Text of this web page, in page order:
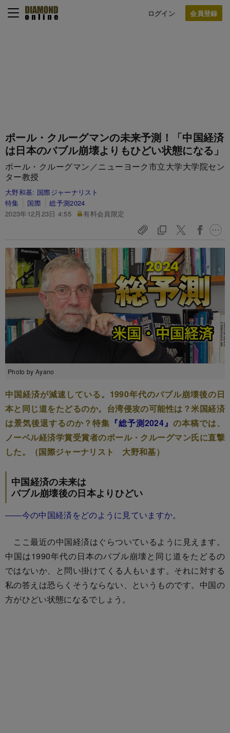
ログイン
ポール・クルーグマンの未来予測！「中国経済
は日本のバブル崩壊よりもひどい状態になる」
ポール・クルーグマン／ニューヨーク市立大学大学院セン
ター教授
大野和基: 国際ジャーナリスト
特集
国際
総予測2024
2023年12月23日 4:55
有料会員限定
Photo by Ayano
中国経済が減速している。1990年代のバブル崩壊後の日
本と同じ道をたどるのか。台湾侵攻の可能性は？米国経済
は景気後退するのか？特集 『総予測2024』 の本稿では、
ノーベル経済学賞受賞者のポール・クルーグマン氏に直撃
した。（国際ジャーナリスト 大野和基）
中国経済の未来は
バブル崩壊後の日本よりひどい
――今の中国経済をどのように見ていますか。
ここ最近の中国経済はぐらついているように見えます。
中国は1990年代の日本のバブル崩壊と同じ道をたどるの
ではないか、と問い掛けてくる人もいます。それに対する
私の答えは恐らくそうならない、というものです。中国の
方がひどい状態になるでしょう。